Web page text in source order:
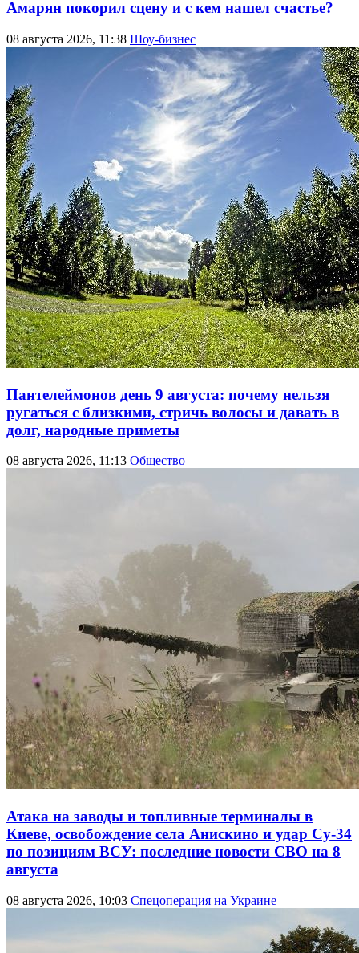
Амарян покорил сцену и с кем нашел счастье?
08 августа 2026, 11:38 Шоу-бизнес
Пантелеймонов день 9 августа: почему нельзя
ругаться с близкими, стричь волосы и давать в
долг, народные приметы
08 августа 2026, 11:13 Общество
Атака на заводы и топливные терминалы в
Киеве, освобождение села Анискино и удар Су-34
по позициям ВСУ: последние новости СВО на 8
августа
08 августа 2026, 10:03 Спецоперация на Украине